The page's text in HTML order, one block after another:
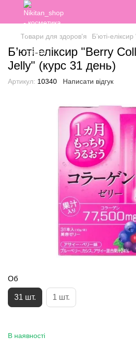
Товари для здоров'я Б’юті-
Б’юті-еліксир "Berry
Jelly" (курс 31 день)
Артикул: 10340 Написати відгук
Об
31 шт. 1 шт.
В наявності